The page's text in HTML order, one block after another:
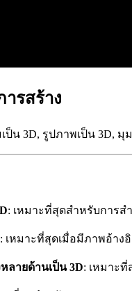
ารสร้าง
เป็น 3D, รูปภาพเป็น 3D,
: เหมาะที่สุดสำหรับการส
: เหมาะที่สุดเมื่อมีภาพอ้า
ลายด้านเป็น 3D: เหมาะ